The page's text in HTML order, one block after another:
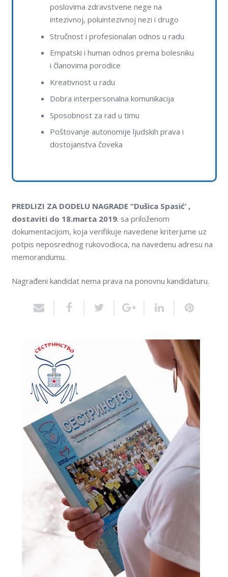
poslovima zdravstvene nege na
intezivnoj, poluintezivnoj nezi i drugo
Stručnost i profesionalan odnos u radu
Empatski i human odnos prema bolesniku
i članovima porodice
Kreativnost u radu
Dobra interpersonalna komunikacija
Sposobnost za rad u timu
Poštovanje autonomije lјudskih prava i
dostojanstva čoveka
PREDLIZI ZA DODELU NAGRADE “Dušica Spasić’ ,
dostaviti do 18.marta 2019. sa priloženom
dokumentacijom, koja verifikuje navedene kriterjume uz
potpis neposrednog rukovodioca, na navedenu adresu na
memorandumu.
Nagrađeni kandidat nema prava na ponovnu kandidaturu.